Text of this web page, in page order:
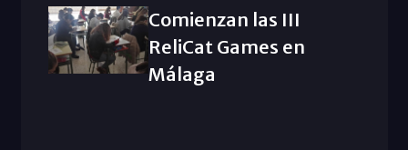
Comienzan las III
ReliCat Games en
Málaga